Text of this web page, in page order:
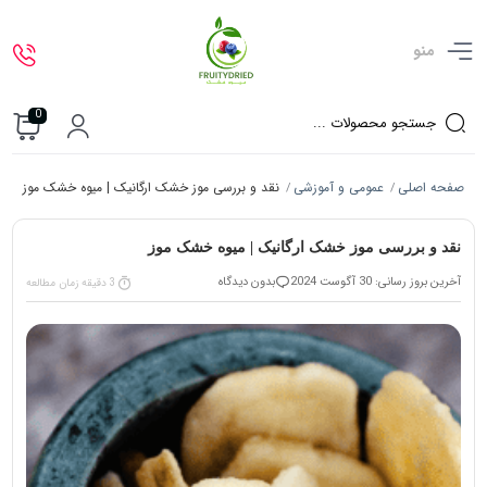
منو
0
صفحه اصلی / عمومی و آموزشی / نقد و بررسی موز خشک ارگانیک | میوه خشک موز
نقد و بررسی موز خشک ارگانیک | میوه خشک موز
آخرین بروز رسانی: 30 آگوست 2024 بدون دیدگاه 3 دقیقه زمان مطالعه